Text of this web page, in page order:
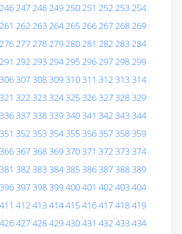
246247248249250251 252253254
261 262263264265266267268269
276277278279280281 282283284
291 292293294295296297298299
306307308309310311 312313314
321 322323324325326327328329
336337338339340341 342343344
351 352353354355356357358359
366367368369370371 372373374
381 382383384385386387388389
396397398399400401 402403404
411 412413414415416417418419
426427428429430431 432433434